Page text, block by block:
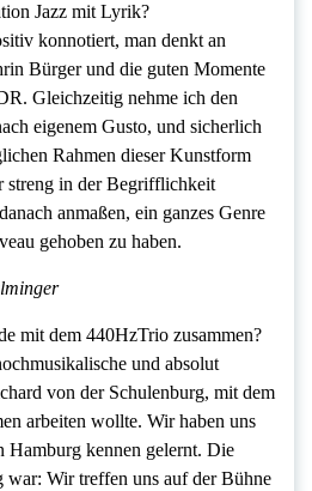
Jazz mit Lyrik?
konnotiert, man denkt an
Bürger und die guten Momente
Gleichzeitig nehme ich den
eigenem Gusto, und sicherlich
Rahmen dieser Kunstform
streng in der Begrifflichkeit
anmaßen, ein ganzes Genre
gehoben zu haben.
mit dem 440HzTrio zusammen?
und absolut
von der Schulenburg, mit dem
arbeiten wollte. Wir haben uns
kennen gelernt. Die
war: Wir treffen uns auf der Bühne